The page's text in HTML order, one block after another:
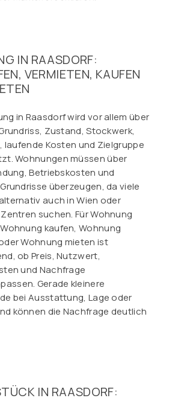
IN RAASDORF:
VERMIETEN, KAUFEN
in Raasdorf wird vor allem über
Zustand, Stockwerk,
laufende Kosten und Zielgruppe
Wohnungen müssen über
Betriebskosten und
überzeugen, da viele
auch in Wien oder
suchen. Für Wohnung
kaufen, Wohnung
Wohnung mieten ist
ob Preis, Nutzwert,
und Nachfrage
Gerade kleinere
bei Ausstattung, Lage oder
können die Nachfrage deutlich
IN RAASDORF: